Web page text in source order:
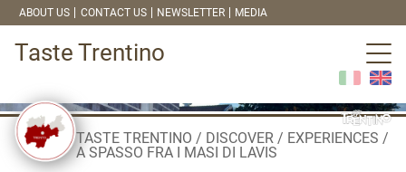
ABOUT US CONTACT US NEWSLETTER MEDIA
Taste Trentino
TASTE TRENTINO DISCOVER
EXPERIENCES
A SPASSO FRA I MASI DI LAVIS